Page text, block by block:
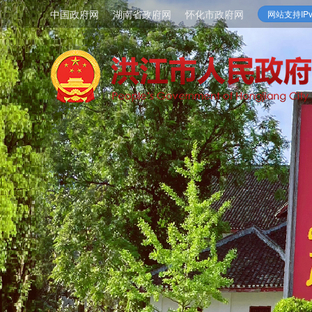
中国政府网 湖南省政府网 怀化市政府网 网站支持